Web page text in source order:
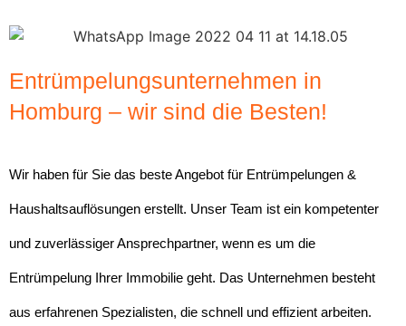
Entrümpelungsunternehmen in
Homburg – wir sind die Besten!
Wir haben für Sie das beste Angebot für Entrümpelungen &
Haushaltsauflösungen erstellt. Unser Team ist ein kompetenter
und zuverlässiger Ansprechpartner, wenn es um die
Entrümpelung Ihrer Immobilie geht. Das Unternehmen besteht
aus erfahrenen Spezialisten, die schnell und effizient arbeiten.